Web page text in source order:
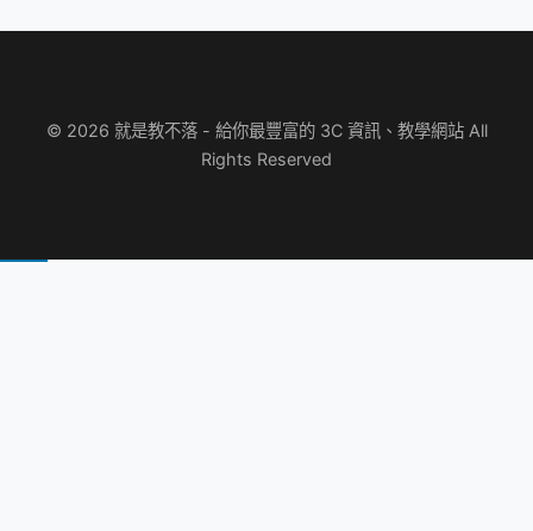
© 2026 就是教不落 - 給你最豐富的 3C 資訊、教學網站 All
Rights Reserved